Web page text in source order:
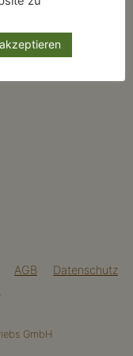
AGB
Datenschutz
GmbH